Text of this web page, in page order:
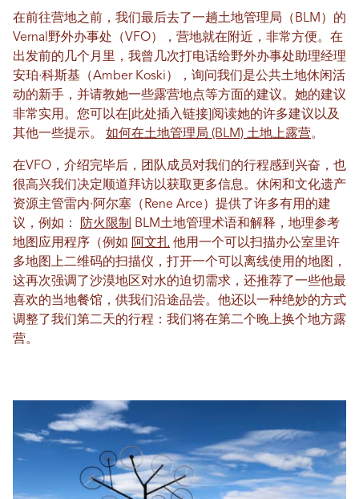
在前往营地之前，我们最后去了一趟土地管理局（BLM）的
Vernal野外办事处（VFO），营地就在附近，非常方便。在
出发前的几个月里，我曾几次打电话给野外办事处助理经理
安珀·科斯基（Amber Koski），询问我们是公共土地休闲活
动的新手，并请教她一些露营地点等方面的建议。她的建议
非常实用。您可以在[此处插入链接]阅读她的许多建议以及
其他一些提示。 如何在土地管理局 (BLM) 土地上露营。
在VFO，介绍完毕后，团队成员对我们的行程感到兴奋，也
很高兴我们决定顺道拜访以获取更多信息。休闲和文化遗产
资源主管雷内·阿尔塞（Rene Arce）提供了许多有用的建
议，例如：
防火限制
BLM土地管理术语和解释，地理参考
地图应用程序（例如 阿文扎 他用一个可以扫描办公室里许
多地图上二维码的扫描仪，打开一个可以离线使用的地图，
这再次强调了沙漠地区对水的迫切需求，还推荐了一些他最
喜欢的当地餐馆，供我们沿途品尝。他还以一种绝妙的方式
调整了我们第二天的行程：我们将在第二个晚上换个地方露
营。